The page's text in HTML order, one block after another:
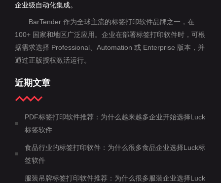
企业级自动化集成。
BarTender 作为全球主流的标签打印软件品牌之一，在
100+ 国家和地区广泛应用。企业在部署标签打印软件时，可根
据需求选择 Professional、Automation 或 Enterprise 版本，并
通过正版授权激活运行。
近期文章
PDF标签打印软件推荐：为什么越来越多企业开始选择Luck
标签软件
食品行业的标签打印软件：为什么很多食品企业选择Luck标
签软件
服装吊牌标签打印软件推荐：为什么很多服装企业选择Luck